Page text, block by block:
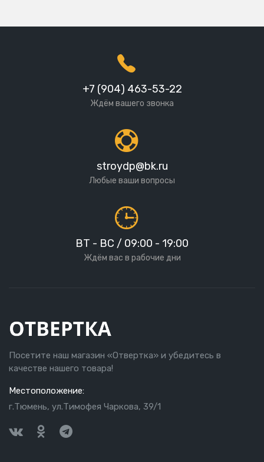
+7 (904) 463-53-22
Ждём вашего звонка
stroydp@bk.ru
Любые ваши вопросы
ВТ - ВС / 09:00 - 19:00
Ждём вас в рабочие дни
Посетите наш магазин «Отвертка» и убедитесь в
качестве нашего товара!
Местоположение:
г.Тюмень, ул.Тимофея Чаркова, 39/1